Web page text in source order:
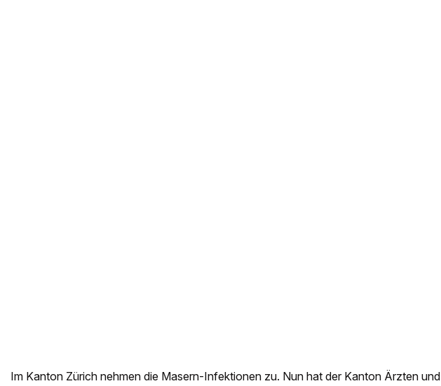
Im Kanton Zürich nehmen die Masern-Infektionen zu. Nun hat der Kanton Ärzten und